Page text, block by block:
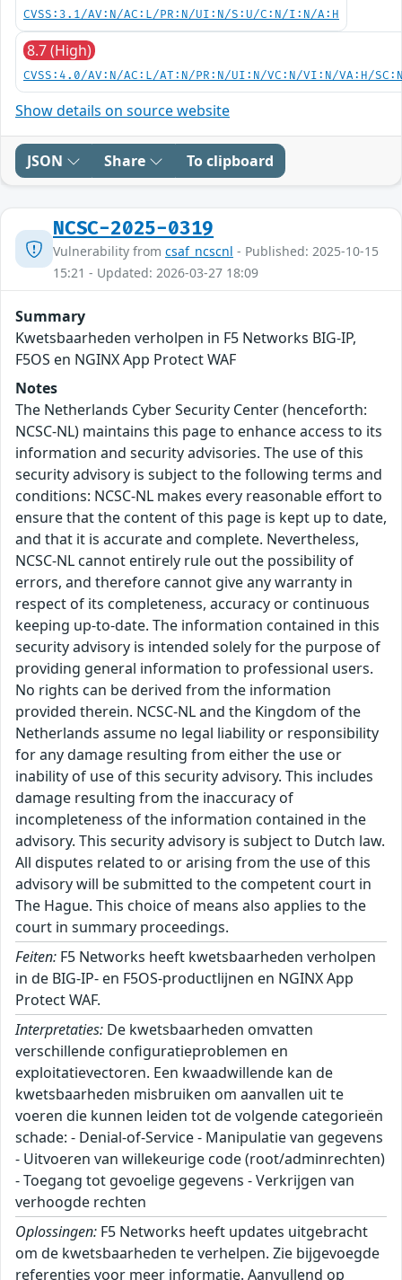
CVSS:3.1/AV:N/AC:L/PR:N/UI:N/S:U/C:N/I:N/A:H
8.7 (High)
CVSS:4.0/AV:N/AC:L/AT:N/PR:N/UI:N/VC:N/VI:N/VA:H/
Show details on source website
JSON Share To clipboard
NCSC-2025-0319
Vulnerability from csaf_ncscnl - Published: 2025-10-15
15:21 - Updated: 2026-03-27 18:09
Summary
Kwetsbaarheden verholpen in F5 Networks BIG-IP,
F5OS en NGINX App Protect WAF
Notes
The Netherlands Cyber Security Center (henceforth:
NCSC-NL) maintains this page to enhance access to its
information and security advisories. The use of this
security advisory is subject to the following terms and
conditions: NCSC-NL makes every reasonable effort to
ensure that the content of this page is kept up to date,
and that it is accurate and complete. Nevertheless,
NCSC-NL cannot entirely rule out the possibility of
errors, and therefore cannot give any warranty in
respect of its completeness, accuracy or continuous
keeping up-to-date. The information contained in this
security advisory is intended solely for the purpose of
providing general information to professional users.
No rights can be derived from the information
provided therein. NCSC-NL and the Kingdom of the
Netherlands assume no legal liability or responsibility
for any damage resulting from either the use or
inability of use of this security advisory. This includes
damage resulting from the inaccuracy of
incompleteness of the information contained in the
advisory. This security advisory is subject to Dutch law.
All disputes related to or arising from the use of this
advisory will be submitted to the competent court in
The Hague. This choice of means also applies to the
court in summary proceedings.
Feiten: F5 Networks heeft kwetsbaarheden verholpen
in de BIG-IP- en F5OS-productlijnen en NGINX App
Protect WAF.
Interpretaties: De kwetsbaarheden omvatten
verschillende configuratieproblemen en
exploitatievectoren. Een kwaadwillende kan de
kwetsbaarheden misbruiken om aanvallen uit te
voeren die kunnen leiden tot de volgende categorieën
schade: - Denial-of-Service - Manipulatie van gegevens
- Uitvoeren van willekeurige code (root/adminrechten)
- Toegang tot gevoelige gegevens - Verkrijgen van
verhoogde rechten
Oplossingen: F5 Networks heeft updates uitgebracht
om de kwetsbaarheden te verhelpen. Zie bijgevoegde
referenties voor meer informatie. Aanvullend op